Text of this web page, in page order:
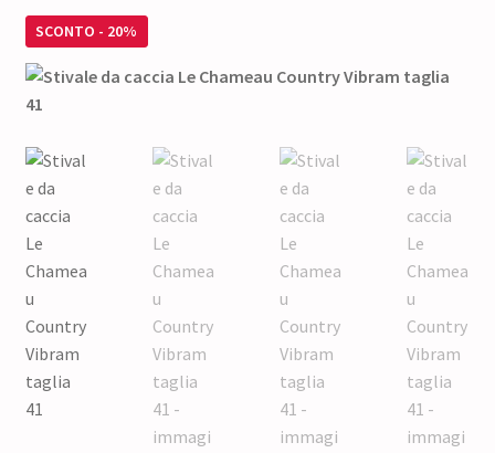
SCONTO - 20%